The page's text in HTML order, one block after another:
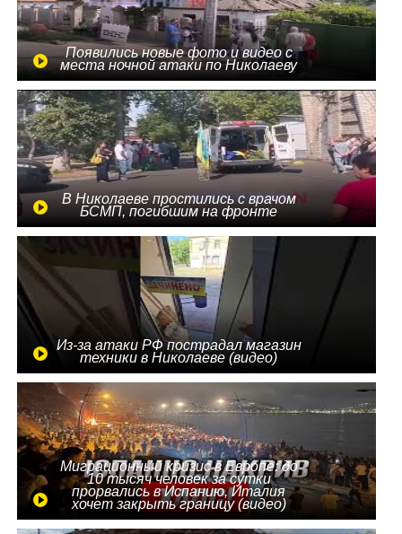
Появились новые фото и видео с
места ночной атаки по Николаеву
В Николаеве простились с врачом
БСМП, погибшим на фронте
Из-за атаки РФ пострадал магазин
техники в Николаеве (видео)
Миграционный кризис в Европе: до
10 тысяч человек за сутки
прорвались в Испанию, Италия
хочет закрыть границу (видео)